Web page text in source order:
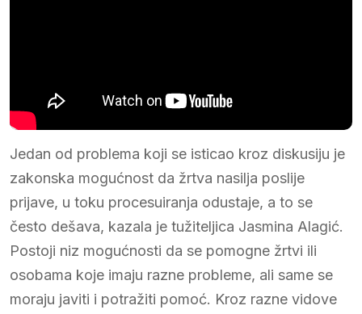
Jedan od problema koji se isticao kroz diskusiju je
zakonska mogućnost da žrtva nasilja poslije
prijave, u toku procesuiranja odustaje, a to se
često dešava, kazala je tužiteljica Jasmina Alagić.
Postoji niz mogućnosti da se pomogne žrtvi ili
osobama koje imaju razne probleme, ali same se
moraju javiti i potražiti pomoć. Kroz razne vidove